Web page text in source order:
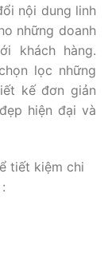
nội dung linh
những doanh
khách hàng.
lọc những
kế đơn giản
hiện đại và
tiết kiệm chi